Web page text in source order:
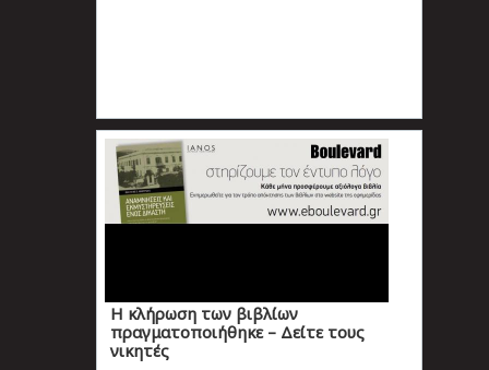
Η κλήρωση των βιβλίων
πραγματοποιήθηκε – Δείτε τους
νικητές